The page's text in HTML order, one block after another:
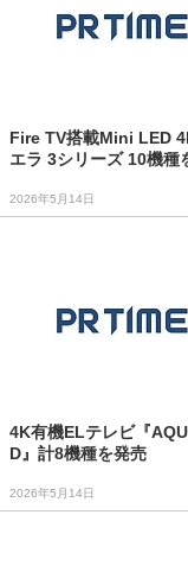
Fire TV搭載Mini LED
エラ 3シリーズ 10機種
2026年5月14日
4K有機ELテレビ『
D』計8機種を発売
2026年5月14日